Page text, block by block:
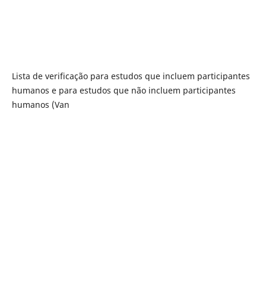
Lista de verificação para estudos que incluem participantes
humanos e para estudos que não incluem participantes
humanos (Van